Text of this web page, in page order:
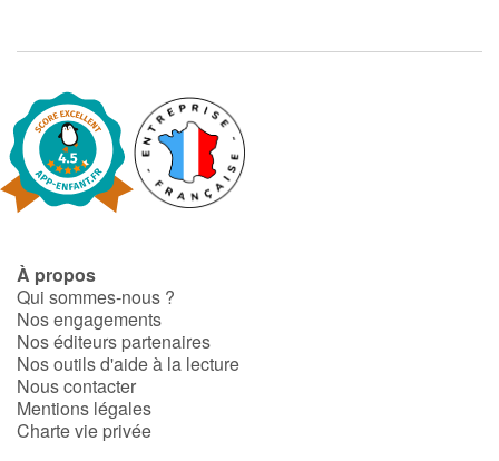
À propos
Qui sommes-nous ?
Nos engagements
Nos éditeurs partenaires
Nos outils d'aide à la lecture
Nous contacter
Mentions légales
Charte vie privée